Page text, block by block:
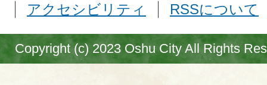
アクセシビリティ
RSSについて
Copyright (c) 2023 Oshu City All Rights